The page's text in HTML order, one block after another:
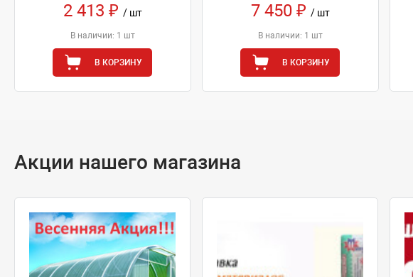
2 413 ₽ / шт
В наличии: 1 шт
В КОРЗИНУ
7 450 ₽ / шт
В наличии: 1 шт
В КОРЗИНУ
Акции нашего магазина